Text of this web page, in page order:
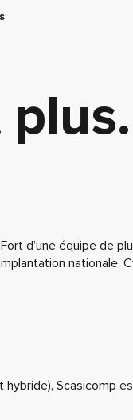
d’une équipe de
nationale,
Scasicomp